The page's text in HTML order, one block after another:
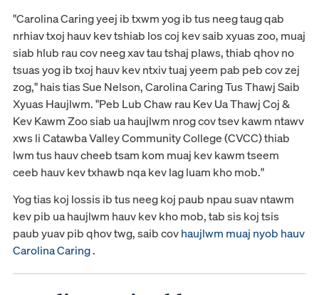
"Carolina Caring yeej ib txwm yog ib tus neeg taug qab
nrhiav txoj hauv kev tshiab los coj kev saib xyuas zoo, muaj
siab hlub rau cov neeg xav tau tshaj plaws, thiab qhov no
tsuas yog ib txoj hauv kev ntxiv tuaj yeem pab peb cov zej
zog," hais tias Sue Nelson, Carolina Caring Tus Thawj Saib
Xyuas Haujlwm. "Peb Lub Chaw rau Kev Ua Thawj Coj &
Kev Kawm Zoo siab ua haujlwm nrog cov tsev kawm ntawv
xws li Catawba Valley Community College (CVCC) thiab
lwm tus hauv cheeb tsam kom muaj kev kawm tseem
ceeb hauv kev txhawb nqa kev lag luam kho mob."
Yog tias koj lossis ib tus neeg koj paub npau suav ntawm
kev pib ua haujlwm hauv kev kho mob, tab sis koj tsis
paub yuav pib qhov twg, saib covhaujlwm muaj nyob hauv
Carolina Caring.